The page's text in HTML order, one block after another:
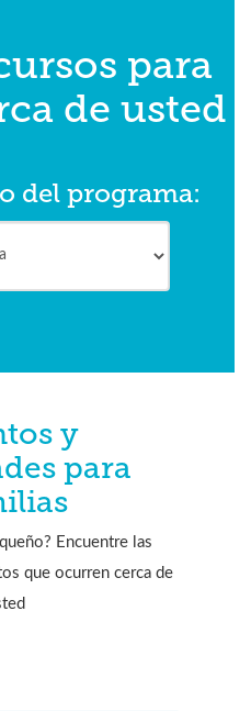
para
de usted
del programa:
y
para
Encuentre las
que ocurren cerca de